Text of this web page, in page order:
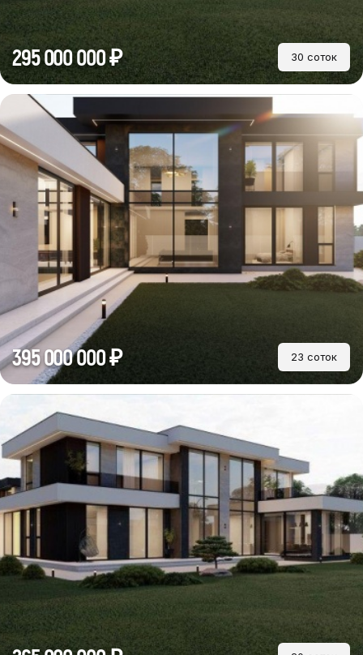
295 000 000 ₽ 30 соток
395 000 000 ₽ 23 соток